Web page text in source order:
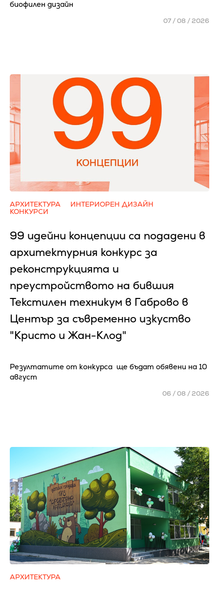
биофилен дизайн
07 / 08 / 2026
АРХИТЕКТУРА
ИНТЕРИОРЕН ДИЗАЙН
КОНКУРСИ
99 идейни концепции са подадени в
архитектурния конкурс за
реконструкцията и
преустройството на бившия
Текстилен техникум в Габрово в
Център за съвременно изкуство
"Кристо и Жан-Клод"
Резултатите от конкурса ще бъдат обявени на 10
август
06 / 08 / 2026
АРХИТЕКТУРА